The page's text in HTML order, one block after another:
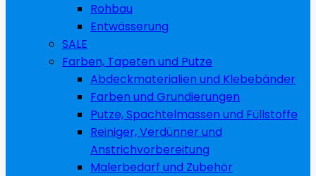
Rohbau
Entwässerung
SALE
Farben, Tapeten und Putze
Abdeckmaterialien und Klebebänder
Farben und Grundierungen
Putze, Spachtelmassen und Füllstoffe
Reiniger, Verdünner und
Anstrichvorbereitung
Malerbedarf und Zubehör